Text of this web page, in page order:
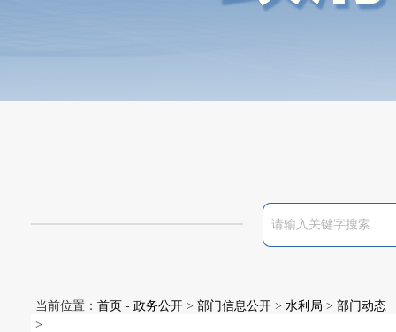
当前位置： 首页 - 政务公开 > 部门信息公开 > 水利局 > 部门动态
>